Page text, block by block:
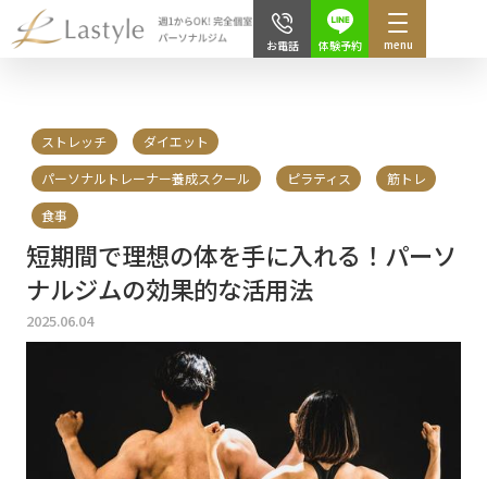
お電話 体験予約 menu
ストレッチ
ダイエット
パーソナルトレーナー養成スクール
ピラティス
筋トレ
食事
短期間で理想の体を手に入れる！パーソ
ナルジムの効果的な活用法
2025.06.04